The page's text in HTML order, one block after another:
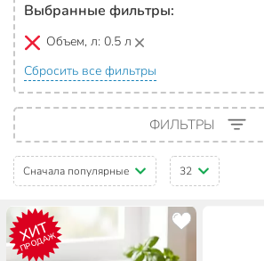
Выбранные фильтры:
Объем, л: 0.5 л
Сбросить все фильтры
ФИЛЬТРЫ
Сначала популярные 32
ХИТ
ПРОДАЖ